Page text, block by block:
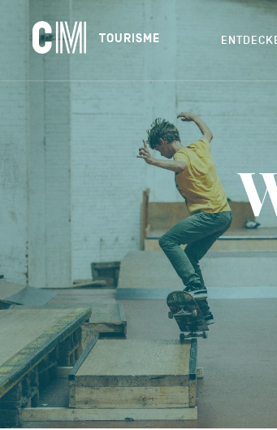
CM
Tourisme
TOURISME
Aktivität,
einer
Unterkunft…